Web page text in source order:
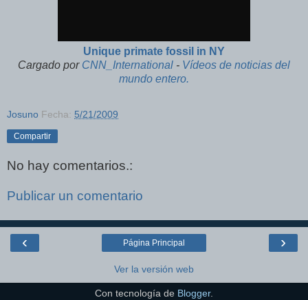
Unique primate fossil in NY
Cargado por CNN_International - Vídeos de noticias del
mundo entero.
Josuno Fecha: 5/21/2009
Compartir
No hay comentarios.:
Publicar un comentario
‹ ›
Página Principal
Ver la versión web
Con tecnología de Blogger.